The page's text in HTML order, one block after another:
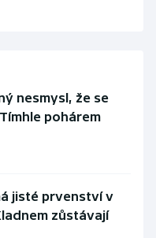
nesmysl, že se
pohárem
jisté prvenství v
zůstávají